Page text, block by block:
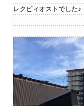
レクビィオストでした♪